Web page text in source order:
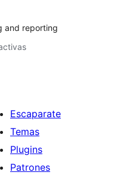
and reporting
Escaparate
Temas
Plugins
Patrones